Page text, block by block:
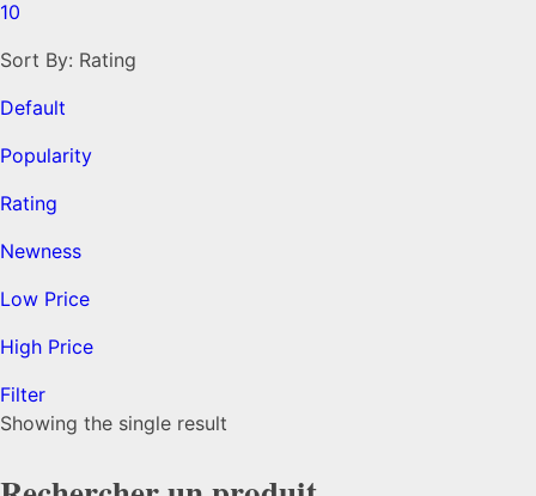
10
Sort By: Rating
Default
Popularity
Rating
Newness
Low Price
High Price
Filter
Showing the single result